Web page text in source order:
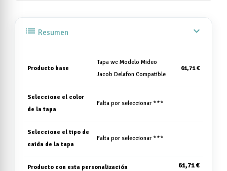
list Resumen expand_more
Producto base
Tapa wc Modelo Mideo
Jacob Delafon Compatible
61,71 €
Seleccione el color
de la tapa
Falta por seleccionar ***
Seleccione el tipo de
caida de la tapa
Falta por seleccionar ***
Producto con esta personalización 61,71 €